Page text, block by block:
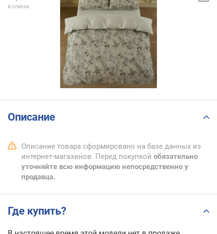
в список
Описание
Описание товара сформировано на базе данных из
интернет-магазинов. Перед покупкой обязательно
уточняйте всю информацию непосредственно у
продавца.
Где купить?